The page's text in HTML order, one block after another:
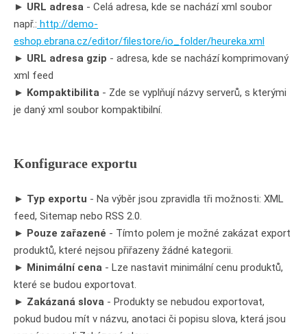
► URL adresa - Celá adresa, kde se nachází xml soubor
např.: http://demo-
eshop.ebrana.cz/editor/filestore/io_folder/heureka.xml
► URL adresa gzip - adresa, kde se nachází komprimovaný
xml feed
► Kompaktibilita - Zde se vyplňují názvy serverů, s kterými
je daný xml soubor kompaktibilní.
Konfigurace exportu
► Typ exportu - Na výběr jsou zpravidla tři možnosti: XML
feed, Sitemap nebo RSS 2.0.
► Pouze zařazené - Tímto polem je možné zakázat export
produktů, které nejsou přiřazeny žádné kategorii.
► Minimální cena - Lze nastavit minimální cenu produktů,
které se budou exportovat.
► Zakázaná slova - Produkty se nebudou exportovat,
pokud budou mít v názvu, anotaci či popisu slova, která jsou